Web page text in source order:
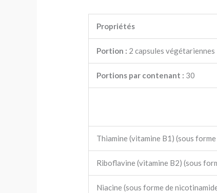
Propriétés
Portion : 2 capsules végétariennes
Portions par contenant : 30
Thiamine (vitamine B1) (sous
Riboflavine (vitamine B2) (sous
Niacine (sous forme de